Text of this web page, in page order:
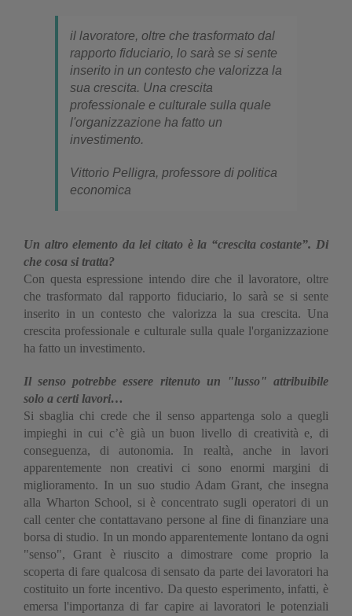
il lavoratore, oltre che trasformato dal
rapporto fiduciario, lo sarà se si sente
inserito in un contesto che valorizza la
sua crescita. Una crescita
professionale e culturale sulla quale
l'organizzazione ha fatto un
investimento.
Vittorio Pelligra, professore di politica
economica
Un altro elemento da lei citato è la “crescita costante”. Di
che cosa si tratta?
Con questa espressione intendo dire che il lavoratore, oltre
che trasformato dal rapporto fiduciario, lo sarà se si sente
inserito in un contesto che valorizza la sua crescita. Una
crescita professionale e culturale sulla quale l'organizzazione
ha fatto un investimento.
Il senso potrebbe essere ritenuto un "lusso" attribuibile
solo a certi lavori…
Si sbaglia chi crede che il senso appartenga solo a quegli
impieghi in cui c’è già un buon livello di creatività e, di
conseguenza, di autonomia. In realtà, anche in lavori
apparentemente non creativi ci sono enormi margini di
miglioramento. In un suo studio Adam Grant, che insegna
alla Wharton School, si è concentrato sugli operatori di un
call center che contattavano persone al fine di finanziare una
borsa di studio. In un mondo apparentemente lontano da ogni
"senso", Grant è riuscito a dimostrare come proprio la
scoperta di fare qualcosa di sensato da parte dei lavoratori ha
costituito un forte incentivo. Da questo esperimento, infatti, è
emersa l'importanza di far capire ai lavoratori le potenziali